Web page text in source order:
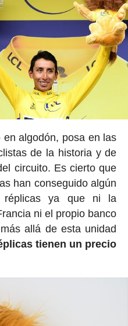
en algodón, posa en las
de la historia y de
circuito. Es cierto que
han conseguido algún
ya que ni la
ni el propio banco
allá de esta unidad
tienen un precio